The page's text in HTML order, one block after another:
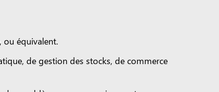
équivalent.
de gestion des stocks, de commerce